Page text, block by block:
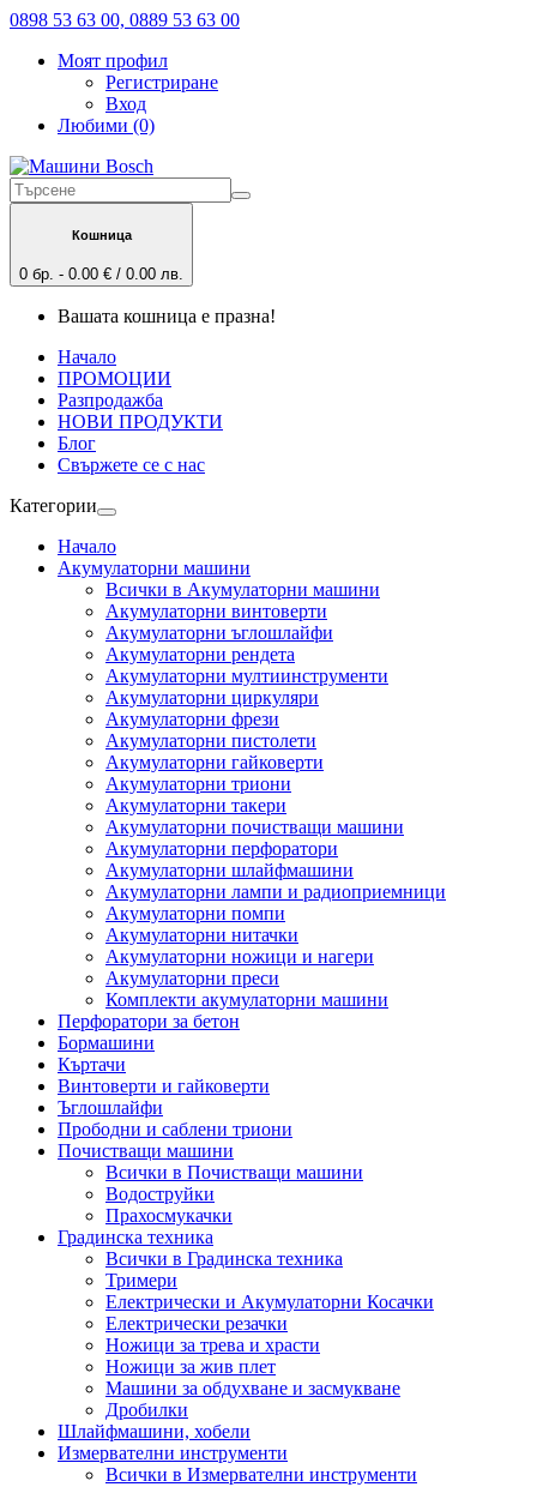
0898 53 63 00, 0889 53 63 00
Моят профил
Регистриране
Вход
Любими (0)
Кошница
0 бр. - 0.00 € / 0.00 лв.
Вашата кошница е празна!
Начало
ПРОМОЦИИ
Разпродажба
НОВИ ПРОДУКТИ
Блог
Свържете се с нас
Категории
Начало
Акумулаторни машини
Всички в Акумулаторни машини
Акумулаторни винтоверти
Акумулаторни ъглошлайфи
Акумулаторни рендета
Акумулаторни мултиинструменти
Акумулаторни циркуляри
Акумулаторни фрези
Акумулаторни пистолети
Акумулаторни гайковерти
Акумулаторни триони
Акумулаторни такери
Акумулаторни почистващи машини
Акумулаторни перфоратори
Акумулаторни шлайфмашини
Акумулаторни лампи и радиоприемници
Акумулаторни помпи
Акумулаторни нитачки
Акумулаторни ножици и нагери
Акумулаторни преси
Комплекти акумулаторни машини
Перфоратори за бетон
Бормашини
Къртачи
Винтоверти и гайковерти
Ъглошлайфи
Прободни и саблени триони
Почистващи машини
Всички в Почистващи машини
Водоструйки
Прахосмукачки
Градинска техника
Всички в Градинска техника
Тримери
Електрически и Акумулаторни Косачки
Електрически резачки
Ножици за трева и храсти
Ножици за жив плет
Машини за обдухване и засмукване
Дробилки
Шлайфмашини, хобели
Измервателни инструменти
Всички в Измервателни инструменти